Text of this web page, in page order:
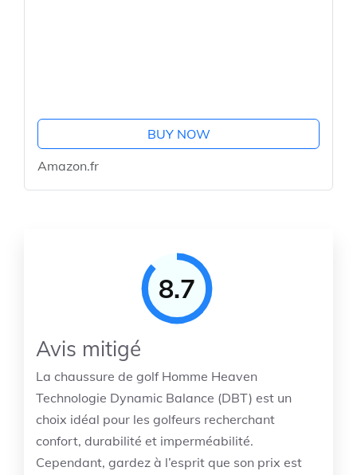
BUY NOW
Amazon.fr
8.7
Avis mitigé
La chaussure de golf Homme Heaven
Technologie Dynamic Balance (DBT) est un
choix idéal pour les golfeurs recherchant
confort, durabilité et imperméabilité.
Cependant, gardez à l’esprit que son prix est